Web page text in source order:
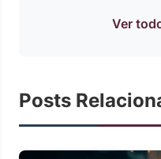
Ver
Posts